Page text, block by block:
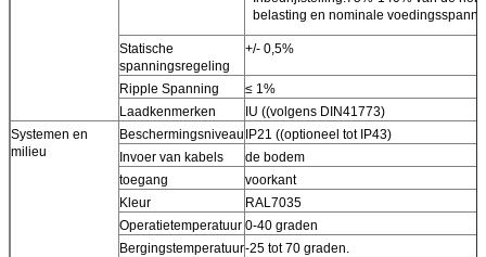
belasting en nominale
Statische
spanningsregeling
+/- 0,5%
Ripple Spanning
≤ 1%
Laadkenmerken
IU ((volgens DIN41773)
Systemen en
milieu
Beschermingsniveau IP21 ((optioneel tot IP43)
Invoer van kabels
de bodem
toegang
voorkant
Kleur
RAL7035
Operatietemperatuur 0-40 graden
Bergingstemperatuur-25 tot 70 graden.